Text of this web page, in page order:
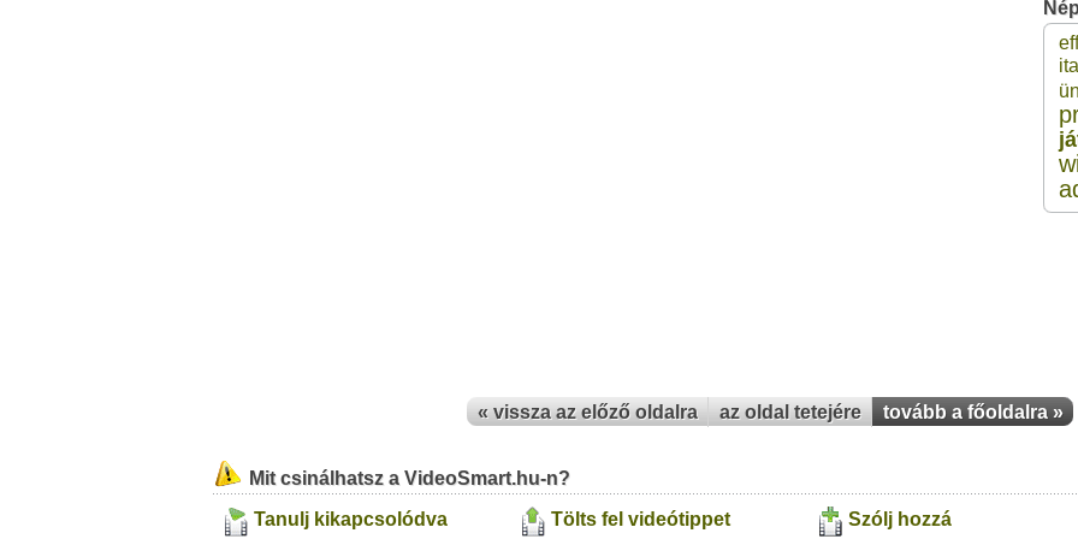
ital
« vissza az előző oldalra az oldal tetejére tovább a főoldalra »
Mit csinálhatsz a VideoSmart.hu-n?
Tanulj kikapcsolódva
Tölts fel videótippet Szólj hozzá